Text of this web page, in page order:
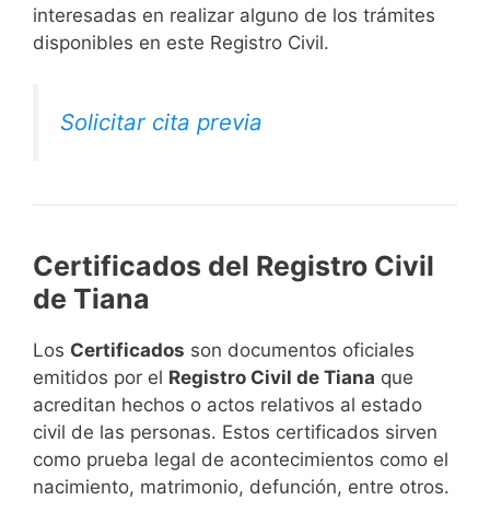
interesadas en realizar alguno de los trámites
disponibles en este Registro Civil.​
Solicitar cita previa
Certificados del Registro Civil
de Tiana
Los Certificados son documentos oficiales
emitidos por el Registro Civil de Tiana que
acreditan hechos o actos relativos al estado
civil de las personas. Estos certificados sirven
como prueba legal de acontecimientos como el
nacimiento, matrimonio, defunción, entre otros.